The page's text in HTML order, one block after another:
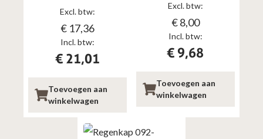
Incl. btw:
€ 21,01
Excl. btw:
€ 17,36
Toevoegen aan
winkelwagen
Incl. btw:
€ 9,68
Excl. btw:
€8,00
Toevoegen aan
winkelwagen